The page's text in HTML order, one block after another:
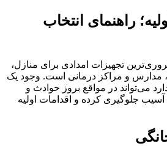
راهنمای انتخاب
تجهیزات امدادی برای منازل،
مدارس و مراکز درمانی است. وجود یک
می‌تواند در مواقع بروز حوادث و
جلوگیری کرده و اقدامات اولیه